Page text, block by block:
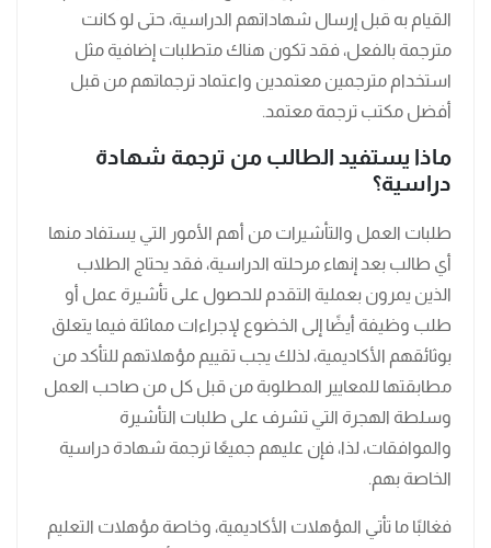
القيام به قبل إرسال شهاداتهم الدراسية، حتى لو كانت
مترجمة بالفعل، فقد تكون هناك متطلبات إضافية مثل
استخدام مترجمين معتمدين واعتماد ترجماتهم من قبل
أفضل مكتب ترجمة معتمد.
ماذا يستفيد الطالب من ترجمة شهادة
دراسية؟
طلبات العمل والتأشيرات من أهم الأمور التي يستفاد منها
أي طالب بعد إنهاء مرحلته الدراسية، فقد يحتاج الطلاب
الذين يمرون بعملية التقدم للحصول على تأشيرة عمل أو
طلب وظيفة أيضًا إلى الخضوع لإجراءات مماثلة فيما يتعلق
بوثائقهم الأكاديمية، لذلك يجب تقييم مؤهلاتهم للتأكد من
مطابقتها للمعايير المطلوبة من قبل كل من صاحب العمل
وسلطة الهجرة التي تشرف على طلبات التأشيرة
والموافقات، لذا، فإن عليهم جميعًا ترجمة شهادة دراسية
الخاصة بهم.
فغالبًا ما تأتي المؤهلات الأكاديمية، وخاصة مؤهلات التعليم